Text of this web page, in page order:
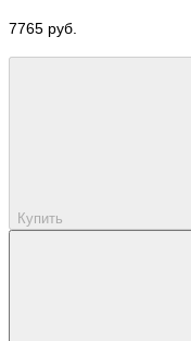
7765 руб.
Купить